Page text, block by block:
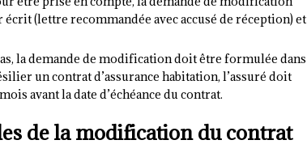
(lettre recommandée avec accusé de réception) et
la demande de modification doit être formulée dans
un contrat d’assurance habitation, l’assuré doit
avant la date d’échéance du contrat.
de la modification du contrat